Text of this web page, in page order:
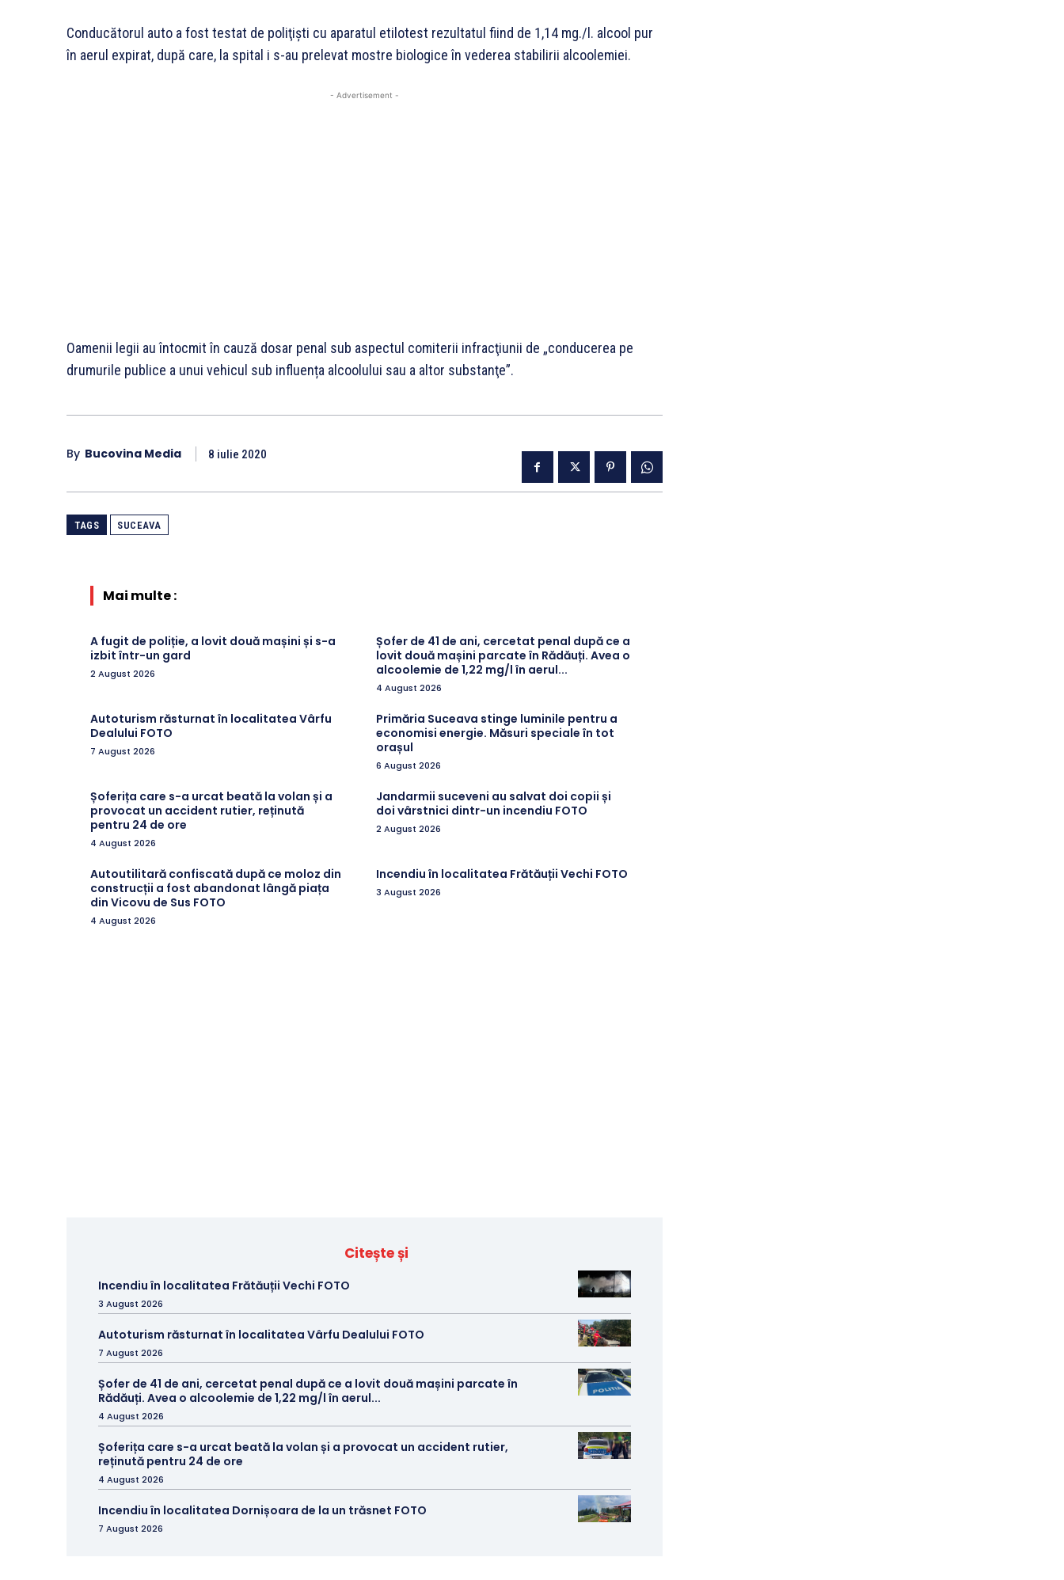
Conducătorul auto a fost testat de poliţişti cu aparatul etilotest rezultatul fiind de 1,14 mg./l. alcool pur
în aerul expirat, după care, la spital i s-au prelevat mostre biologice în vederea stabilirii alcoolemiei.
- Advertisement -
Oamenii legii au întocmit în cauză dosar penal sub aspectul comiterii infracţiunii de „conducerea pe
drumurile publice a unui vehicul sub influența alcoolului sau a altor substanţe”.
By Bucovina Media 8 iulie 2020
TAGS SUCEAVA
Mai multe :
A fugit de poliție, a lovit două mașini și s-a
izbit într-un gard
2 August 2026
Șofer de 41 de ani, cercetat penal după ce a
lovit două mașini parcate în Rădăuți. Avea o
alcoolemie de 1,22 mg/l în aerul...
4 August 2026
Autoturism răsturnat în localitatea Vârfu
Dealului FOTO
7 August 2026
Primăria Suceava stinge luminile pentru a
economisi energie. Măsuri speciale în tot
orașul
6 August 2026
Șoferița care s-a urcat beată la volan și a
provocat un accident rutier, reținută
pentru 24 de ore
4 August 2026
Jandarmii suceveni au salvat doi copii și
doi vârstnici dintr-un incendiu FOTO
2 August 2026
Autoutilitară confiscată după ce moloz din
construcții a fost abandonat lângă piața
din Vicovu de Sus FOTO
4 August 2026
Incendiu în localitatea Frătăuții Vechi FOTO
3 August 2026
Citește și
Incendiu în localitatea Frătăuții Vechi FOTO
3 August 2026
Autoturism răsturnat în localitatea Vârfu Dealului FOTO
7 August 2026
Șofer de 41 de ani, cercetat penal după ce a lovit două mașini parcate în
Rădăuți. Avea o alcoolemie de 1,22 mg/l în aerul...
4 August 2026
Șoferița care s-a urcat beată la volan și a provocat un accident rutier,
reținută pentru 24 de ore
4 August 2026
Incendiu în localitatea Dornișoara de la un trăsnet FOTO
7 August 2026